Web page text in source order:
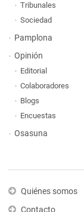
Tribunales
Sociedad
Pamplona
Opinión
Editorial
Colaboradores
Blogs
Encuestas
Osasuna
Quiénes somos